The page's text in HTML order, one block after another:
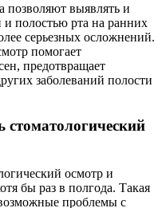
позволяют выявлять и
полостью рта на ранних
серьезных осложнений.
помогает
предотвращает
заболеваний полости
стоматологический
осмотр и
бы раз в полгода. Такая
возможные проблемы с